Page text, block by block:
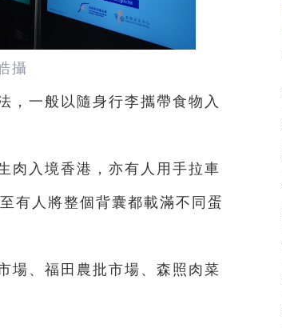
攝
，一般以隨身行李攜帶食物入
肉入境香港，亦有人用手拉車
有人將整個背囊都載滿不同蛋
場、福田農批市場、森照肉菜